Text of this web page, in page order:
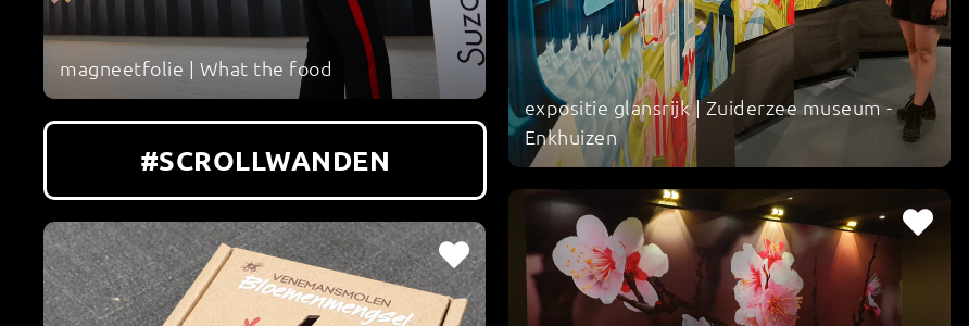
magneetfolie | What the food
#SCROLLWANDEN
expositie glansrijk | Zuiderzee museum -
Enkhuizen